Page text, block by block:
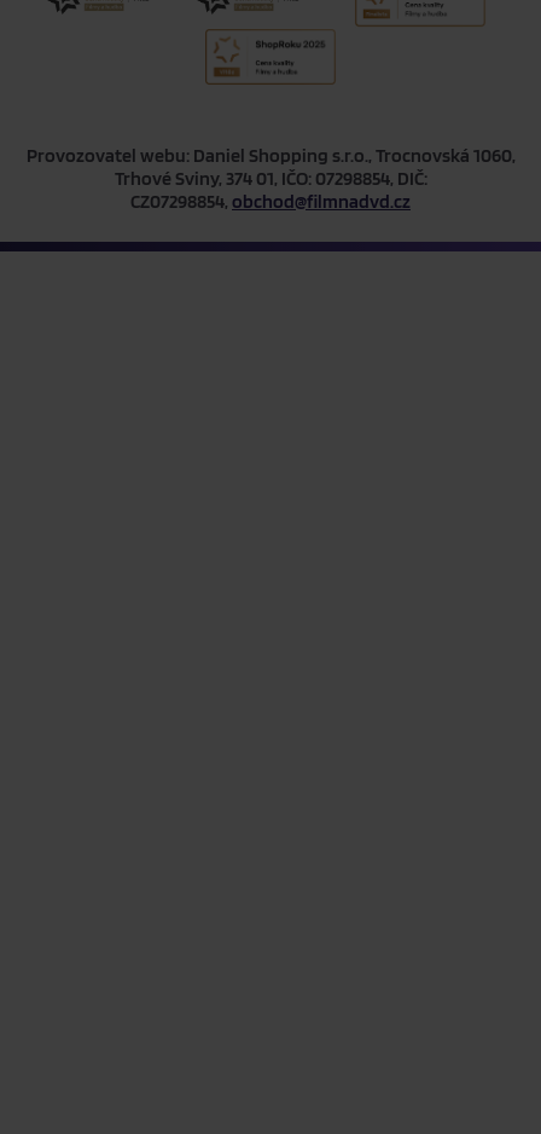
Provozovatel webu: Daniel Shopping s.r.o., Trocnovská 1060,
Trhové Sviny, 374 01, IČO: 07298854, DIČ:
CZ07298854, obchod@filmnadvd.cz